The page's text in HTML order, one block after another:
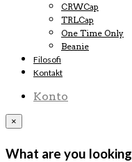
CRWCap
TRLCap
One Time Only
Beanie
Filosofi
Kontakt
Konto
×
What are you